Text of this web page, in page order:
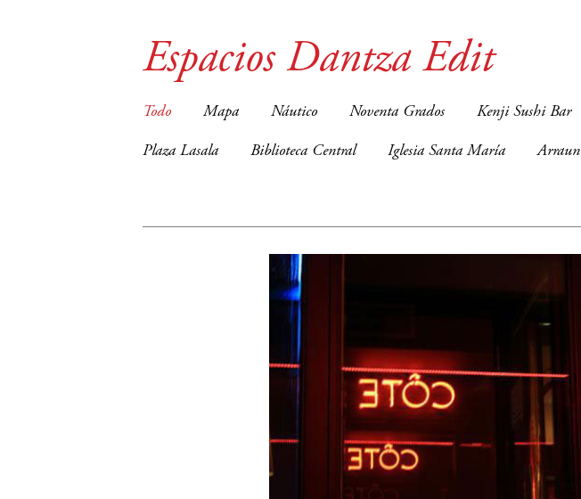
Espacios Dantza Edit
Todo Mapa Náutico Noventa Grados Kenji Sushi Bar
Plaza Lasala Biblioteca Central Iglesia Santa María Arraun